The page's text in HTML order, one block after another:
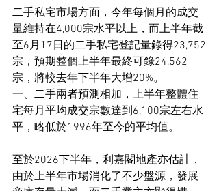
二手私宅市場方面，今年每個月的成交
量維持在4,000宗水平以上，而上半年截
至6月17日的二手私宅登記量錄得23,752
宗，預期整個上半年最終可錄24,562
宗，將較去年下半年大增20%。
一、二手兩者預測相加，上半年整體住
宅每月平均成交宗數達到6,100宗左右水
平，略低於1996年至今的平均值。
至於2026下半年，利嘉閣地產亦估計，
由於上半年市場消化了不少盤源，發展